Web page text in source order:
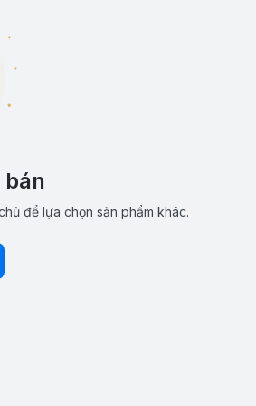
để lựa chọn sản phẩm khác.